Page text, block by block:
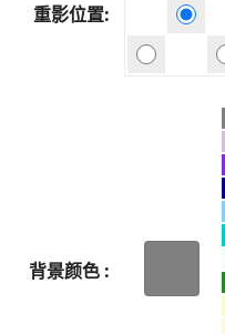
重影位置
背景颜色